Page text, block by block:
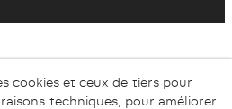
cookies et ceux de tiers pour
techniques, pour améliorer